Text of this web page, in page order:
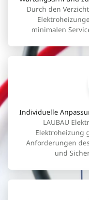
Durch den
minimalen
Individuelle
LAUBAU
Elektroheizung
Anforderungen
und